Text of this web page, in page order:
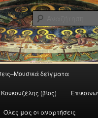
Μουσική
Φίλων Βυζαντινής Μουσικής
δείγματα
(βίος)
Όλες μας οι αναρτήσεις